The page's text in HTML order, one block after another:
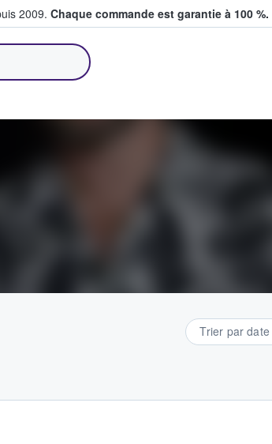
2009. Chaque commande est garantie à 100 %.
des billets
Trier par date